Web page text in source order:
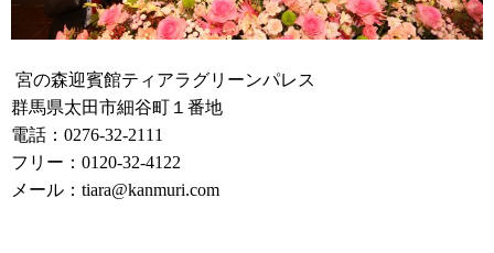
宮の森迎賓館ティアラグリーンパレス
群馬県太田市細谷町１番地
電話： 0276-32-2111
フリー： 0120-32-4122
メール： tiara@kanmuri.com